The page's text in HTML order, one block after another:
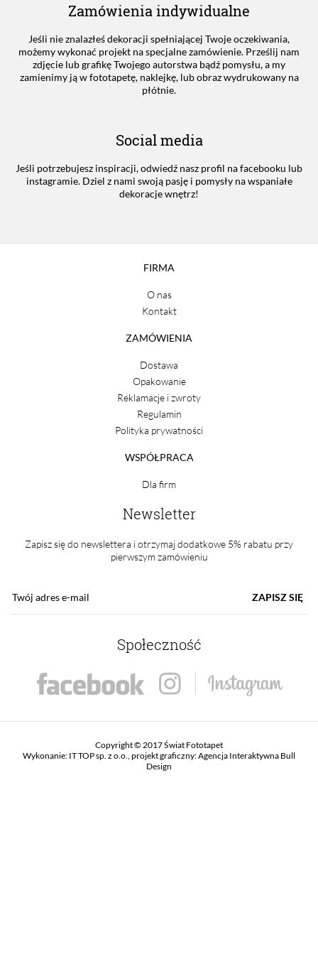
Zamówienia indywidualne
Jeśli nie znalazłeś dekoracji spełniającej Twoje oczekiwania,
możemy wykonać projekt na specjalne zamówienie. Prześlij nam
zdjęcie lub grafikę Twojego autorstwa bądź pomysłu, a my
zamienimy ją w fototapetę, naklejkę, lub obraz wydrukowany na
płótnie.
Social media
Jeśli potrzebujesz inspiracji, odwiedź nasz profil na facebooku lub
instagramie. Dziel z nami swoją pasję i pomysły na wspaniałe
dekoracje wnętrz!
FIRMA
O nas
Kontakt
ZAMÓWIENIA
Dostawa
Opakowanie
Reklamacje i zwroty
Regulamin
Polityka prywatności
WSPÓŁPRACA
Dla firm
Newsletter
Zapisz się do newslettera i otrzymaj dodatkowe 5% rabatu przy
pierwszym zamówieniu
ZAPISZ SIĘ
Społeczność
Copyright © 2017 Świat Fototapet
Wykonanie: IT TOP sp. z o.o. , projekt graficzny:Agencja Interaktywna Bull
Design